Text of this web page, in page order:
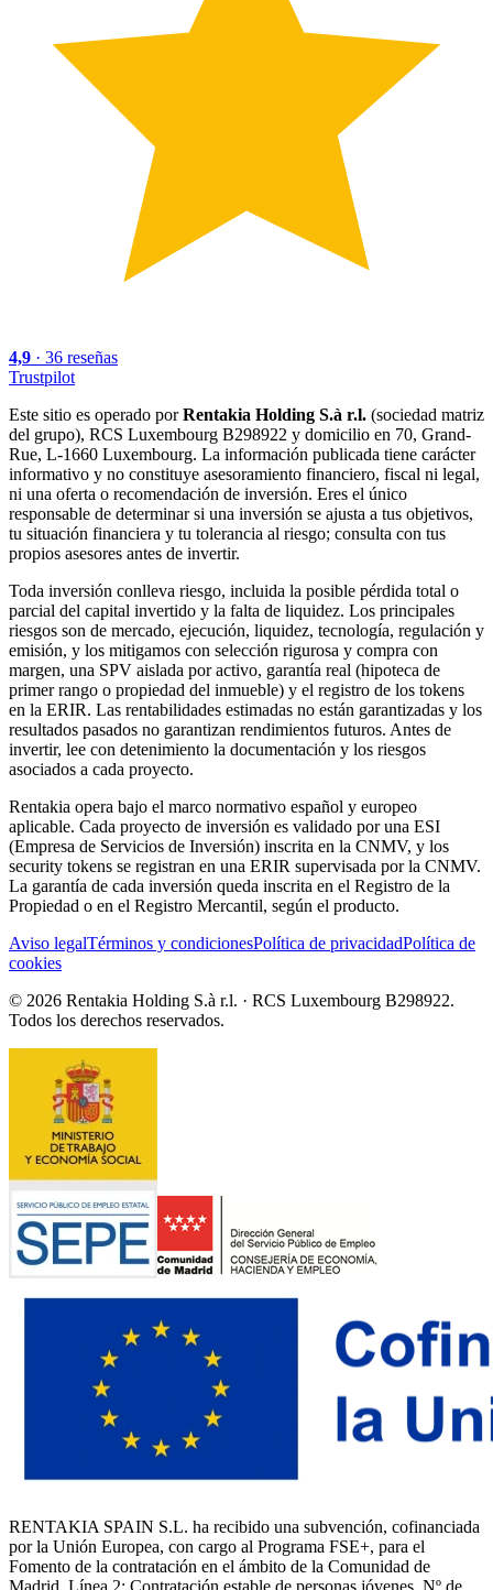
4,9 · 36 reseñas
Trustpilot
Este sitio es operado porRentakia Holding S.à r.l. (sociedad matriz
del grupo), RCS Luxembourg B298922 y domicilio en 70, Grand-
Rue, L-1660 Luxembourg. La información publicada tiene carácter
informativo y no constituye asesoramiento financiero, fiscal ni legal,
ni una oferta o recomendación de inversión. Eres el único
responsable de determinar si una inversión se ajusta a tus objetivos,
tu situación financiera y tu tolerancia al riesgo; consulta con tus
propios asesores antes de invertir.
Toda inversión conlleva riesgo, incluida la posible pérdida total o
parcial del capital invertido y la falta de liquidez. Los principales
riesgos son de mercado, ejecución, liquidez, tecnología, regulación y
emisión, y los mitigamos con selección rigurosa y compra con
margen, una SPV aislada por activo, garantía real (hipoteca de
primer rango o propiedad del inmueble) y el registro de los tokens
en la ERIR. Las rentabilidades estimadas no están garantizadas y los
resultados pasados no garantizan rendimientos futuros. Antes de
invertir, lee con detenimiento la documentación y los riesgos
asociados a cada proyecto.
Rentakia opera bajo el marco normativo español y europeo
aplicable. Cada proyecto de inversión es validado por una ESI
(Empresa de Servicios de Inversión) inscrita en la CNMV, y los
security tokens se registran en una ERIR supervisada por la CNMV.
La garantía de cada inversión queda inscrita en el Registro de la
Propiedad o en el Registro Mercantil, según el producto.
Aviso legalTérminos y condicionesPolítica de privacidadPolítica de
cookies
© 2026 Rentakia Holding S.à r.l. · RCS Luxembourg B298922.
Todos los derechos reservados.
RENTAKIA SPAIN S.L. ha recibido una subvención, cofinanciada
por la Unión Europea, con cargo al Programa FSE+, para el
Fomento de la contratación en el ámbito de la Comunidad de
Madrid, Línea 2: Contratación estable de personas jóvenes. Nº de